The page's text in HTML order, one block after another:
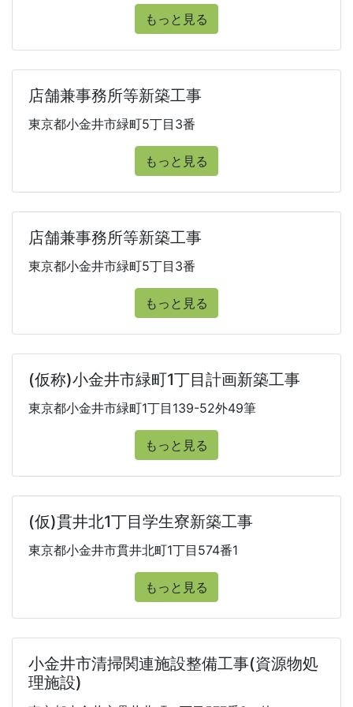
もっと見る
店舗兼事務所等新築工事
東京都小金井市緑町5丁目3番
もっと見る
店舗兼事務所等新築工事
東京都小金井市緑町5丁目3番
もっと見る
(仮称)小金井市緑町1丁目計画新築工事
東京都小金井市緑町1丁目139-52外49筆
もっと見る
(仮)貫井北1丁目学生寮新築工事
東京都小金井市貫井北町1丁目574番1
もっと見る
小金井市清掃関連施設整備工事(資源物処
理施設)